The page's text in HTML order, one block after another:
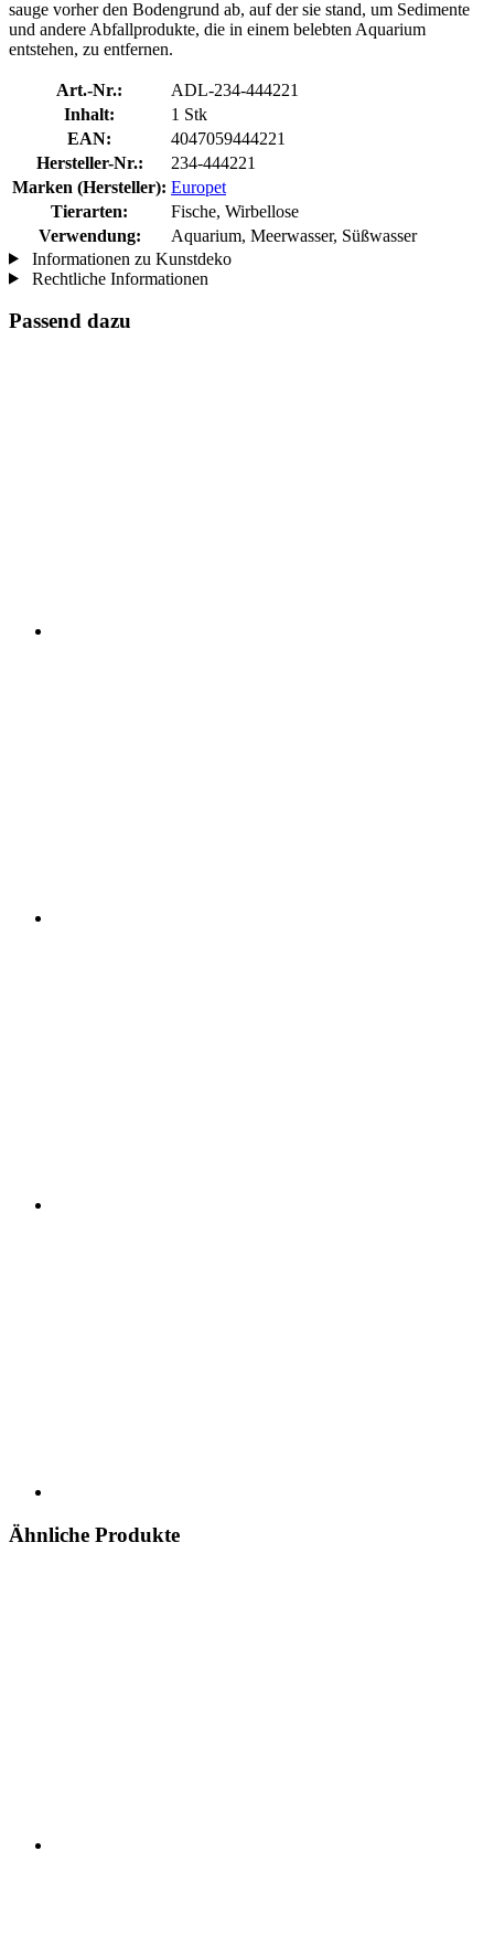
sauge vorher den Bodengrund ab, auf der sie stand, um Sedimente
und andere Abfallprodukte, die in einem belebten Aquarium
entstehen, zu entfernen.
Art.-Nr.:
ADL-234-444221
Inhalt:
1 Stk
EAN:
4047059444221
Hersteller-Nr.:
234-444221
Marken (Hersteller): Europet
Tierarten:
Fische, Wirbellose
Verwendung:
Aquarium, Meerwasser, Süßwasser
Informationen zu Kunstdeko
Rechtliche Informationen
Passend dazu
Ähnliche Produkte